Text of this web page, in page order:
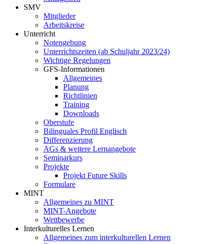
SMV
Mitglieder
Arbeitskreise
Unterricht
Notengebung
Unterrichtszeiten (ab Schuljahr 2023/24)
Wichtige Regelungen
GFS-Informationen
Allgemeines
Planung
Richtlinien
Training
Downloads
Oberstufe
Bilinguales Profil Englisch
Differenzierung
AGs & weitere Lernangebote
Seminarkurs
Projekte
Projekt Future Skills
Formulare
MINT
Allgemeines zu MINT
MINT-Angebote
Wettbewerbe
Interkulturelles Lernen
Allgemeines zum interkulturellen Lernen